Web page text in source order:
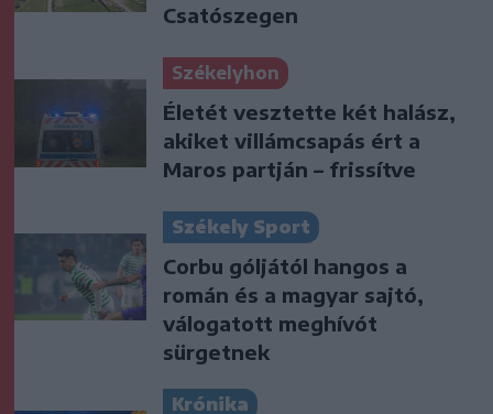
Csatószegen
Székelyhon
Életét vesztette két halász,
akiket villámcsapás ért a
Maros partján – frissítve
Székely Sport
Corbu góljától hangos a
román és a magyar sajtó,
válogatott meghívót
sürgetnek
Krónika